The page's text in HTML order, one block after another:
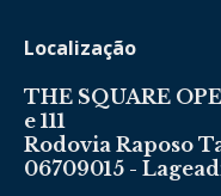
Localização
THE SQUARE
e 111
Rodovia Raposo
06709015 -